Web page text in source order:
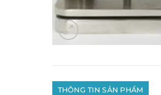
THÔNG TIN SẢN PHẨM